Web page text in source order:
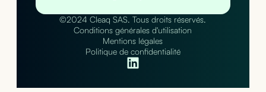
©2024 Cleaq SAS. Tous droits réservés.
Conditions générales d'utilisation
Mentions légales
Politique de confidentialité